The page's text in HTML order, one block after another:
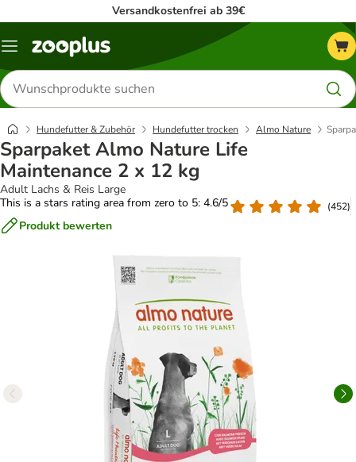
Versandkostenfrei ab 39€
Menü
Produkte
suchen
Hundefutter & Zubehör Hundefutter trocken Almo Nature
Sparpaket Almo Nature Life
Maintenance 2 x 12 kg
Adult Lachs & Reis Large
This is a stars rating area from zero to 5: 4.6/5
(452)
Produkt bewerten